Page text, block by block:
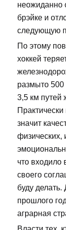
неожиданно
брэйке и
следующую
По этому
хоккей
размыто 500
3,5 км путей
значит
физических,
что входило
своего
буду
прошлого
аграрная